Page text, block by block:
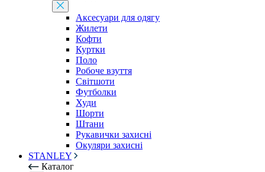
Аксесуари для одягу
Жилети
Кофти
Куртки
Поло
Робоче взуття
Світшоти
Футболки
Худи
Шорти
Штани
Рукавички захисні
Окуляри захисні
STANLEY
Каталог